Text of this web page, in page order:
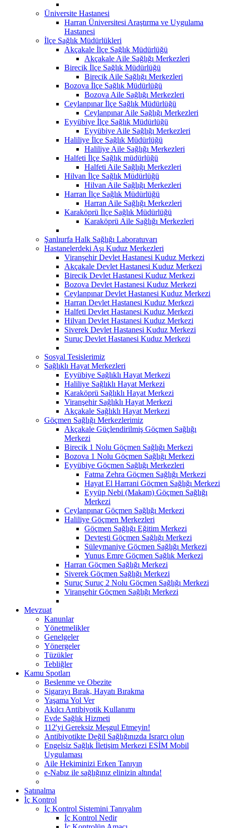
Üniversite Hastanesi
Harran Üniversitesi Araştırma ve Uygulama
Hastanesi
İlçe Sağlık Müdürlükleri
Akçakale İlçe Sağlık Müdürlüğü
Akçakale Aile Sağlığı Merkezleri
Birecik İlçe Sağlık Müdürlüğü
Birecik Aile Sağlığı Merkezleri
Bozova İlçe Sağlık Müdürlüğü
Bozova Aile Sağlığı Merkezleri
Ceylanpınar İlçe Sağlık Müdürlüğü
Ceylanpınar Aile Sağlığı Merkezleri
Eyyübiye İlçe Sağlık Müdürlüğü
Eyyübiye Aile Sağlığı Merkezleri
Haliliye İlçe Sağlık Müdürlüğü
Haliliye Aile Sağlığı Merkezleri
Halfeti İlçe Sağlık müdürlüğü
Halfeti Aile Sağlığı Merkezleri
Hilvan İlçe Sağlık Müdürlüğü
Hilvan Aile Sağlığı Merkezleri
Harran İlçe Sağlık Müdürlüğü
Harran Aile Sağlığı Merkezleri
Karaköprü İlçe Sağlık Müdürlüğü
Karaköprü Aile Sağlığı Merkezleri
Şanlıurfa Halk Sağlığı Laboratuvarı
Hastanelerdeki Aşı Kuduz Merkezleri
Viranşehir Devlet Hastanesi Kuduz Merkezi
Akçakale Devlet Hastanesi Kuduz Merkezi
Birecik Devlet Hastanesi Kuduz Merkezi
Bozova Devlet Hastanesi Kuduz Merkezi
Ceylanpınar Devlet Hastanesi Kuduz Merkezi
Harran Devlet Hastanesi Kuduz Merkezi
Halfeti Devlet Hastanesi Kuduz Merkezi
Hilvan Devlet Hastanesi Kuduz Merkezi
Siverek Devlet Hastanesi Kuduz Merkezi
Suruç Devlet Hastanesi Kuduz Merkezi
Sosyal Tesislerimiz
Sağlıklı Hayat Merkezleri
Eyyübiye Sağlıklı Hayat Merkezi
Haliliye Sağlıklı Hayat Merkezi
Karaköprü Sağlıklı Hayat Merkezi
Viranşehir Sağlıklı Hayat Merkezi
Akçakale Sağlıklı Hayat Merkezi
Göçmen Sağlığı Merkezlerimiz
Akçakale Güçlendirilmiş Göçmen Sağlığı
Merkezi
Birecik 1 Nolu Göçmen Sağlığı Merkezi
Bozova 1 Nolu Göçmen Sağlığı Merkezi
Eyyübiye Göçmen Sağlığı Merkezleri
Fatma Zehra Göçmen Sağlığı Merkezi
Hayat El Harrani Göçmen Sağlığı Merkezi
Eyyüp Nebi (Makam) Göçmen Sağlığı
Merkezi
Ceylanpınar Göçmen Sağlığı Merkezi
Haliliye Göçmen Merkezleri
Göçmen Sağlığı Eğitim Merkezi
Devteşti Göçmen Sağlığı Merkezi
Süleymaniye Göçmen Sağlığı Merkezi
Yunus Emre Göçmen Sağlık Merkezi
Harran Göçmen Sağlığı Merkezi
Siverek Göçmen Sağlığı Merkezi
Suruç Suruç 2 Nolu Göçmen Sağlığı Merkezi
Viranşehir Göçmen Sağlığı Merkezi
Mevzuat
Kanunlar
Yönetmelikler
Genelgeler
Yönergeler
Tüzükler
Tebliğler
Kamu Spotları
Beslenme ve Obezite
Sigarayı Bırak, Hayatı Bırakma
Yaşama Yol Ver
Akılcı Antibiyotik Kullanımı
Evde Sağlık Hizmeti
112'yi Gereksiz Meşgul Etmeyin!
Antibiyotikte Değil Sağlığınızda Israrcı olun
Engelsiz Sağlık İletişim Merkezi ESİM Mobil
Uygulaması
Aile Hekiminizi Erken Tanıyın
e-Nabız ile sağlığınız elinizin altında!
Satınalma
İç Kontrol
İç Kontrol Sistemini Tanıyalım
İç Kontrol Nedir